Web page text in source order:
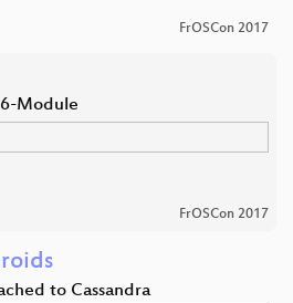
FrOSCon 2017
Module
FrOSCon 2017
to Cassandra